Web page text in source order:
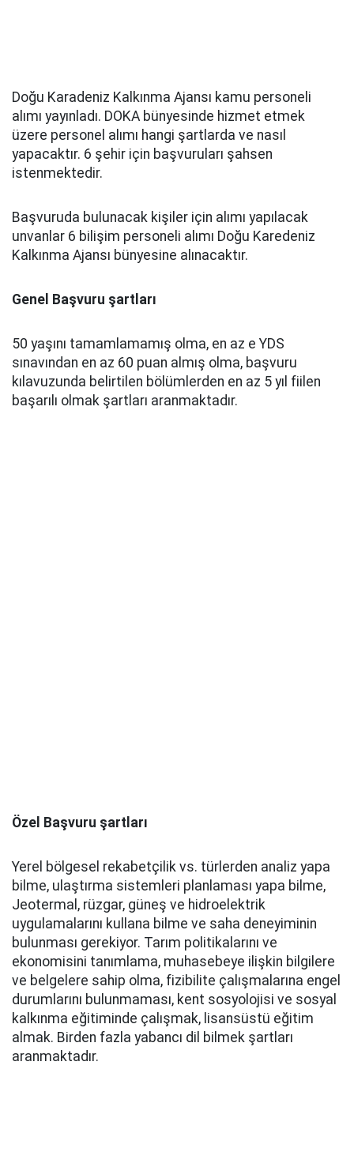
Doğu Karadeniz Kalkınma Ajansı kamu personeli
alımı yayınladı. DOKA bünyesinde hizmet etmek
üzere personel alımı hangi şartlarda ve nasıl
yapacaktır. 6 şehir için başvuruları şahsen
istenmektedir.
Başvuruda bulunacak kişiler için alımı yapılacak
unvanlar 6 bilişim personeli alımı Doğu Karedeniz
Kalkınma Ajansı bünyesine alınacaktır.
Genel Başvuru şartları
50 yaşını tamamlamamış olma, en az e YDS
sınavından en az 60 puan almış olma, başvuru
kılavuzunda belirtilen bölümlerden en az 5 yıl fiilen
başarılı olmak şartları aranmaktadır.
Özel Başvuru şartları
Yerel bölgesel rekabetçilik vs. türlerden analiz yapa
bilme, ulaştırma sistemleri planlaması yapa bilme,
Jeotermal, rüzgar, güneş ve hidroelektrik
uygulamalarını kullana bilme ve saha deneyiminin
bulunması gerekiyor. Tarım politikalarını ve
ekonomisini tanımlama, muhasebeye ilişkin bilgilere
ve belgelere sahip olma, fizibilite çalışmalarına engel
durumlarını bulunmaması, kent sosyolojisi ve sosyal
kalkınma eğitiminde çalışmak, lisansüstü eğitim
almak. Birden fazla yabancı dil bilmek şartları
aranmaktadır.